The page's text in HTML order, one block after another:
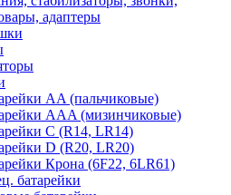
адаптеры
AA (пальчиковые)
AAA (мизинчиковые)
C (R14, LR14)
D (R20, LR20)
Крона (6F22, 6LR61)
батарейки